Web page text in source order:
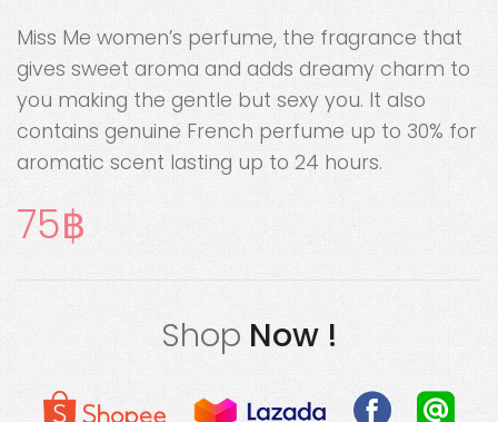
Miss Me women’s perfume, the fragrance that
gives sweet aroma and adds dreamy charm to
you making the gentle but sexy you. It also
contains genuine French perfume up to 30% for
aromatic scent lasting up to 24 hours.
75
Shop Now !